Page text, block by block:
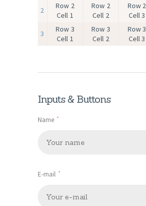
2
Row 2
Cell 1
Row 2
Cell 2
Row 2
Cell 3
3
Row 3
Cell 1
Row 3
Cell 2
Row 3
Cell 3
Inputs & Buttons
Name
E-mail